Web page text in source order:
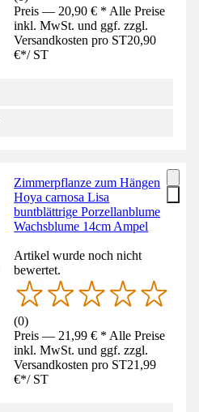
Preis — 20,90 € * Alle Preise
inkl. MwSt. und ggf. zzgl.
Versandkosten pro ST20,90
€*/ ST
Zimmerpflanze zum Hängen
Hoya carnosa Lisa
buntblättrige Porzellanblume
Wachsblume 14cm Ampel
Artikel wurde noch nicht
bewertet.
(0)
Preis — 21,99 € * Alle Preise
inkl. MwSt. und ggf. zzgl.
Versandkosten pro ST21,99
€*/ ST